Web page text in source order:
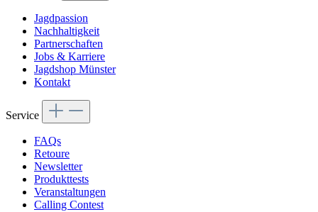
Jagdpassion
Nachhaltigkeit
Partnerschaften
Jobs & Karriere
Jagdshop Münster
Kontakt
Service
FAQs
Retoure
Newsletter
Produkttests
Veranstaltungen
Calling Contest